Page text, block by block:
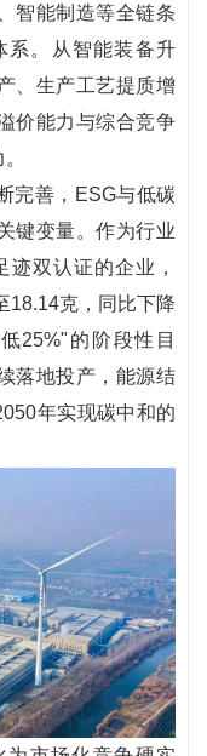
智能制造等全链条
系。从智能装备升
、生产工艺提质增
价能力与综合竞争
善，ESG与低碳
键变量。作为行业
迹双认证的企业，
18.14克，同比下降
25%"的阶段性目
落地投产，能源结
年实现碳中和的